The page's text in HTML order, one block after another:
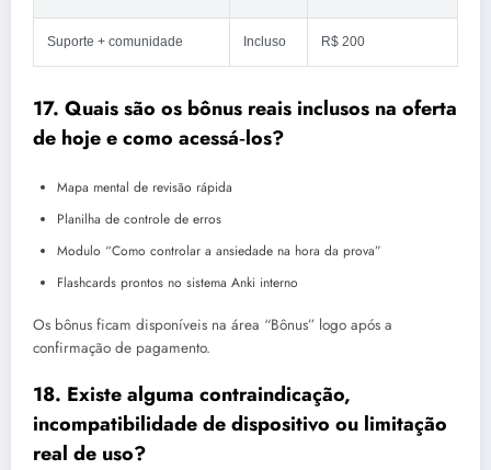
Suporte + comunidade Incluso R$ 200
17. Quais são os bônus reais inclusos na oferta
de hoje e como acessá‑los?
Mapa mental de revisão rápida
Planilha de controle de erros
Modulo “Como controlar a ansiedade na hora da prova”
Flashcards prontos no sistema Anki interno
Os bônus ficam disponíveis na área “Bônus” logo após a
confirmação de pagamento.
18. Existe alguma contraindicação,
incompatibilidade de dispositivo ou limitação
real de uso?